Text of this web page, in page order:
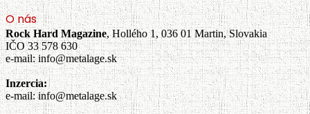
O nás
Rock Hard Magazine, Hollého 1, 036 01 Martin, Slovakia
IČO 33 578 630
e-mail: info@metalage.sk
Inzercia:
e-mail: info@metalage.sk